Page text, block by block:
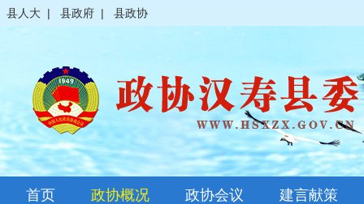
县人大 | 县政府 | 县政协
首页 政协概况 政协会议 建言献策